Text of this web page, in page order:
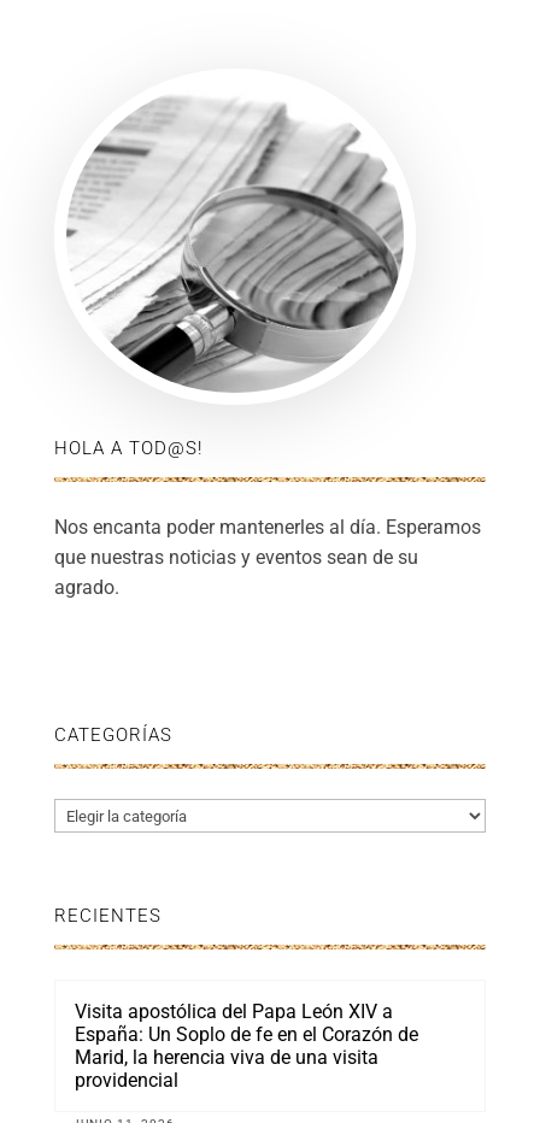
HOLA A TOD@S!
Nos encanta poder mantenerles al día. Esperamos
que nuestras noticias y eventos sean de su
agrado.
CATEGORÍAS
Categorías
RECIENTES
Visita apostólica del Papa León XIV a
España: Un Soplo de fe en el Corazón de
Marid, la herencia viva de una visita
providencial